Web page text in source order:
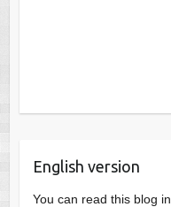
English version
You can read this blog in